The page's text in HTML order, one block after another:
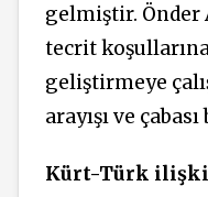
gelmiştir. Önder
tecrit
geliştirmeye
arayışı ve
Kürt-Türk